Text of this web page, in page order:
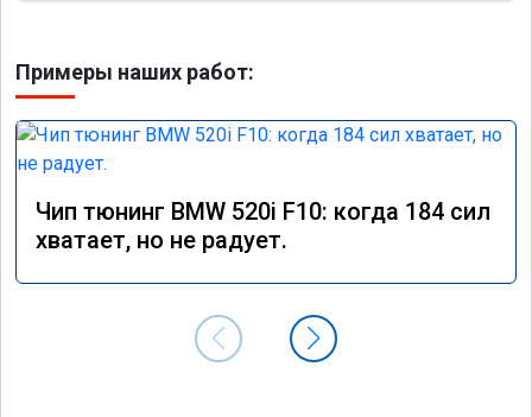
Примеры наших работ:
Чип тюнинг BMW 520i F10: когда 184 сил
хватает, но не радует.